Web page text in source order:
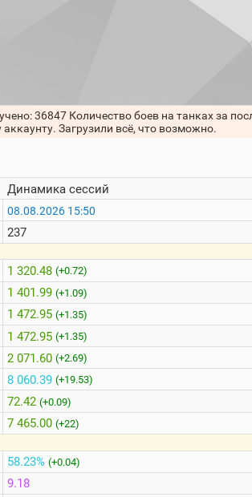
36847 Количество боев на танках за
Загрузили всё, что возможно.
Динамика сессий
08.08.2026 15:50
237
1 320.48 (+0.72)
1 401.99 (+1.09)
1 472.95 (+1.35)
1 472.95 (+1.35)
2 071.60 (+2.69)
8 060.39 (+19.53)
72.42 (+0.09)
7 465.00 (+22)
58.23% (+0.04)
9.18